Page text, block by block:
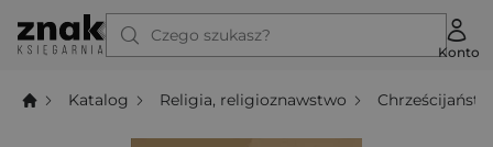
Czego szukasz?
Konto
Katalog Religia, religioznawstwo